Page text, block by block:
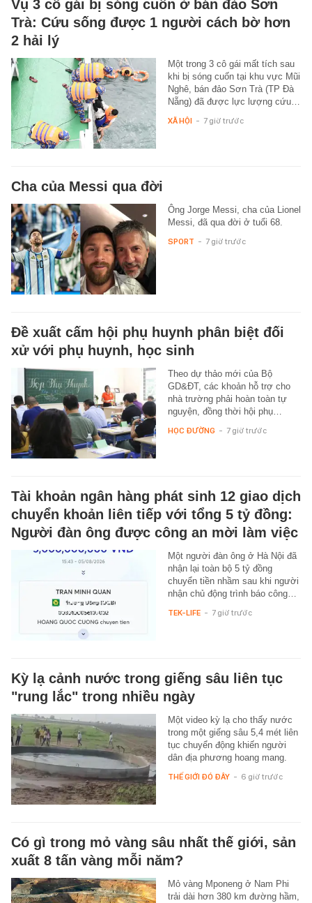
Vụ 3 cô gái bị sóng cuốn ở bán đảo Sơn
Trà: Cứu sống được 1 người cách bờ hơn
2 hải lý
Một trong 3 cô gái mất tích sau
khi bị sóng cuốn tại khu vực Mũi
Nghê, bán đảo Sơn Trà (TP Đà
Nẵng) đã được lực lượng cứu…
XÃ HỘI - 7 giờ trước
Cha của Messi qua đời
Ông Jorge Messi, cha của Lionel
Messi, đã qua đời ở tuổi 68.
SPORT - 7 giờ trước
Đề xuất cấm hội phụ huynh phân biệt đối
xử với phụ huynh, học sinh
Theo dự thảo mới của Bộ
GD&ĐT, các khoản hỗ trợ cho
nhà trường phải hoàn toàn tự
nguyện, đồng thời hội phụ…
HỌC ĐƯỜNG - 7 giờ trước
Tài khoản ngân hàng phát sinh 12 giao dịch
chuyển khoản liên tiếp với tổng 5 tỷ đồng:
Người đàn ông được công an mời làm việc
Một người đàn ông ở Hà Nội đã
nhận lại toàn bộ 5 tỷ đồng
chuyển tiền nhầm sau khi người
nhận chủ động trình báo công…
TEK-LIFE - 7 giờ trước
Kỳ lạ cảnh nước trong giếng sâu liên tục
"rung lắc" trong nhiều ngày
Một video kỳ lạ cho thấy nước
trong một giếng sâu 5,4 mét liên
tục chuyển động khiến người
dân địa phương hoang mang.
THẾ GIỚI ĐÓ ĐÂY - 6 giờ trước
Có gì trong mỏ vàng sâu nhất thế giới, sản
xuất 8 tấn vàng mỗi năm?
Mỏ vàng Mponeng ở Nam Phi
trải dài hơn 380 km đường hầm,